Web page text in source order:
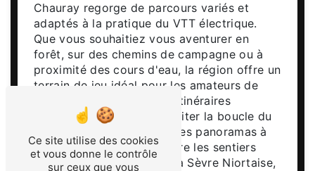
Chauray regorge de parcours variés et
adaptés à la pratique du VTT électrique.
Que vous souhaitiez vous aventurer en
forêt, sur des chemins de campagne ou à
proximité des cours d'eau, la région offre un
terrain de jeu idéal pour les amateurs de
VTT électrique. Parmi les itinéraires
incontournables, on peut citer la boucle du
lac de Cherveux, offrant des panoramas à
couper le souffle, ou encore les sentiers
vallonnés de la vallée de la Sèvre Niortaise,
Ce site utilise des cookies
et vous donne le contrôle
sur ceux que vous